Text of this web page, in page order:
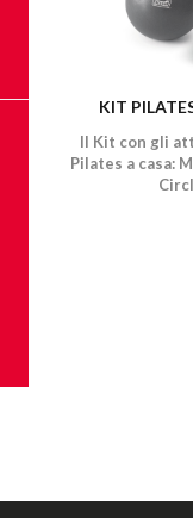
KIT
Il Kit con gli
Pilates a casa: